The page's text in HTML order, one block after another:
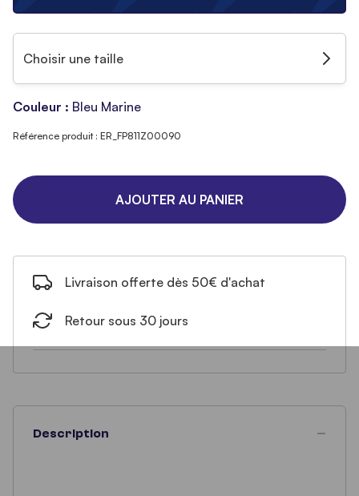
Choisir une taille
Couleur : Bleu Marine
Référence produit : ER_FP811Z00090
AJOUTER AU PANIER
Livraison offerte dès 50€ d'achat
Retour sous 30 jours
Description